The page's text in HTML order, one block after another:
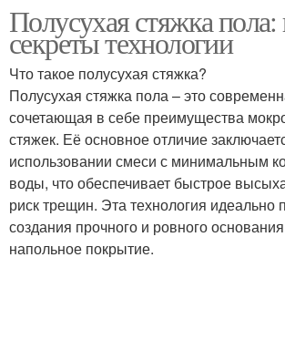
полусухой стяжки
Стяжки
Стяжка на деревянных
основаниях
Уход
Дефекты в полусухой
стяжке
Стяжка
Полусухая стяжка пола:
секреты технологии
Что такое полусухая стяжка?
Полусухая стяжка пола – это
сочетающая в себе преимущества
стяжек. Её основное отличие
использовании смеси с минимальным
воды, что обеспечивает быстрое
риск трещин. Эта технология идеально
создания прочного и ровного
напольное покрытие.